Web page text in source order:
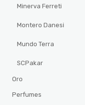
Minerva Ferreti
Montero Danesi
Mundo Terra
SCPakar
Oro
Perfumes